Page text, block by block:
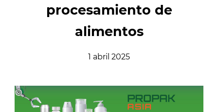
procesamiento de
alimentos
1 abril 2025